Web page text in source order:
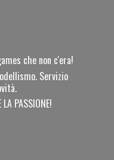
che non c'era!
Servizio
LA PASSIONE!